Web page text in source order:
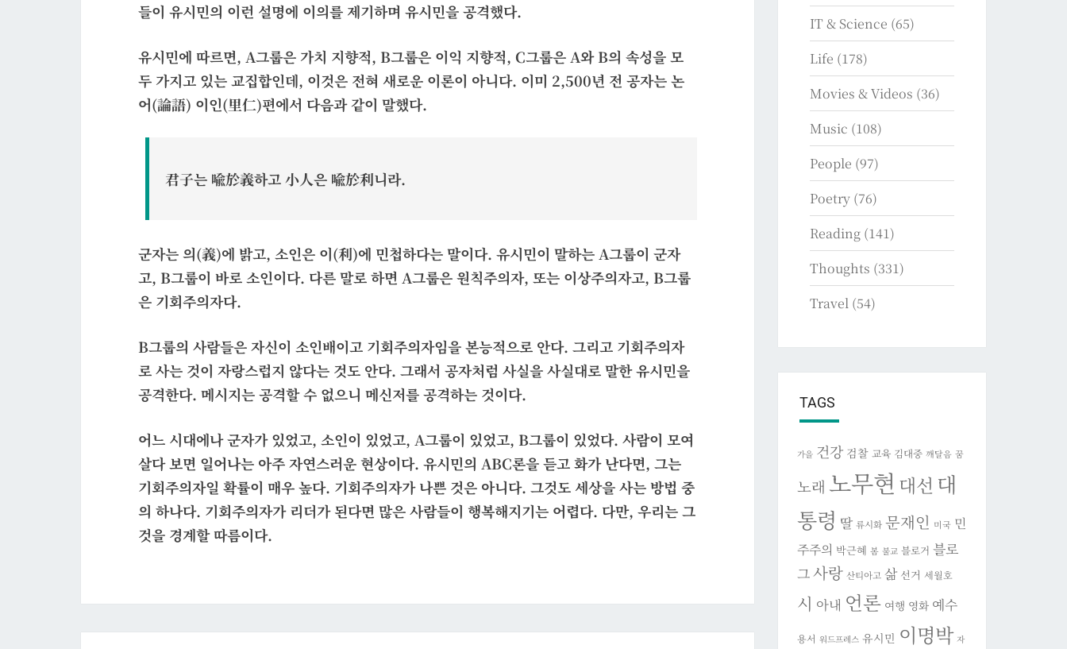
들이 유시민의 이런 설명에 이의를 제기하며 유시민을 공격했다.
유시민에 따르면, A그룹은 가치 지향적, B그룹은 이익 지향적, C그룹은 A와 B의 속성을 모
두 가지고 있는 교집합인데, 이것은 전혀 새로운 이론이 아니다. 이미 2,500년 전 공자는 논
어(論語) 이인(里仁)편에서 다음과 같이 말했다.
君子는 喩於義하고 小人은 喩於利니라.
군자는 의(義)에 밝고, 소인은 이(利)에 민첩하다는 말이다. 유시민이 말하는 A그룹이 군자
고, B그룹이 바로 소인이다. 다른 말로 하면 A그룹은 원칙주의자, 또는 이상주의자고, B그룹
은 기회주의자다.
B그룹의 사람들은 자신이 소인배이고 기회주의자임을 본능적으로 안다. 그리고 기회주의자
로 사는 것이 자랑스럽지 않다는 것도 안다. 그래서 공자처럼 사실을 사실대로 말한 유시민을
공격한다. 메시지는 공격할 수 없으니 메신저를 공격하는 것이다.
어느 시대에나 군자가 있었고, 소인이 있었고, A그룹이 있었고, B그룹이 있었다. 사람이 모여
살다 보면 일어나는 아주 자연스러운 현상이다. 유시민의 ABC론을 듣고 화가 난다면, 그는
기회주의자일 확률이 매우 높다. 기회주의자가 나쁜 것은 아니다. 그것도 세상을 사는 방법 중
의 하나다. 기회주의자가 리더가 된다면 많은 사람들이 행복해지기는 어렵다. 다만, 우리는 그
것을 경계할 따름이다.
IT & Science (65)
Life (178)
Movies & Videos (36)
Music (108)
People (97)
Poetry(76)
Reading(141)
Thoughts (331)
Travel(54)
TAGS
가을 건강 검찰 교육 김대중 깨달음 꿈
노래 노무현 대선 대
통령 딸 류시화 문재인 미국 민
주주의 박근혜 봄 불교 블로거 블로
그사랑 산티아고 삶 선거 세월호
시 아내 언론 여행 영화 예수
용서 워드프레스 유시민 이명박 자